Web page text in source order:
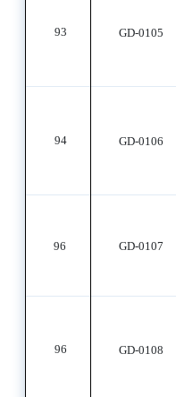
93 GD-0105
94 GD-0106
96 GD-0107
96 GD-0108